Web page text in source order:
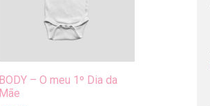
BODY – O meu 1º Dia da
Mãe